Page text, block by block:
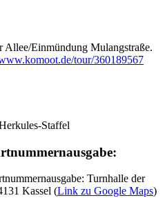
Allee/Einmündung Mulangstraße.
tour/360189567
Staffel
Turnhalle der
Kassel (Link zu Google Maps)